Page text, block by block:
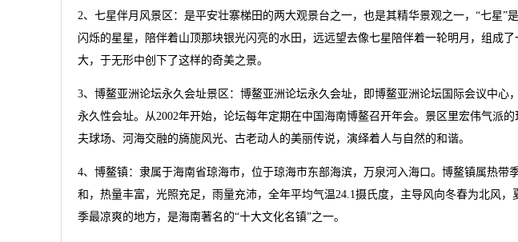
2、七星伴月风景区：是平安壮寨梯田的两大观景台之一，也是其精华景观之一，“七星”
闪烁的星星，陪伴着山顶那块银光闪亮的水田，远远望去像七星陪伴着一轮明月，组成
大，于无形中创下了这样的奇美之景。
3、博鳌亚洲论坛永久会址景区：博鳌亚洲论坛永久会址，即博鳌亚洲论坛国际会议中心
永久性会址。从2002年开始，论坛每年定期在中国海南博鳌召开年会。景区里宏伟气派
夫球场、河海交融的旖旎风光、古老动人的美丽传说，演绎着人与自然的和谐。
4、博鳌镇：隶属于海南省琼海市，位于琼海市东部海滨，万泉河入海口。博鳌镇属热带
和，热量丰富，光照充足，雨量充沛，全年平均气温24.1摄氏度，主导风向冬春为北风
季最凉爽的地方，是海南著名的“十大文化名镇”之一。